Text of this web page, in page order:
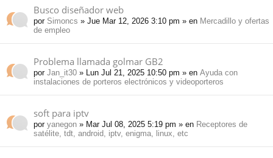
Busco diseñador web
por Simoncs » Jue Mar 12, 2026 3:10 pm » en Mercadillo y ofertas
de empleo
Problema llamada golmar GB2
por Jan_it30 » Lun Jul 21, 2025 10:50 pm » en Ayuda con
instalaciones de porteros electrónicos y videoporteros
soft para iptv
por yanegon » Mar Jul 08, 2025 5:19 pm » en Receptores de
satélite, tdt, android, iptv, enigma, linux, etc